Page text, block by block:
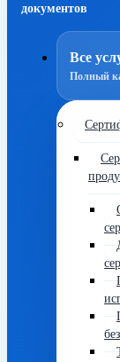
документов
Все
Полный